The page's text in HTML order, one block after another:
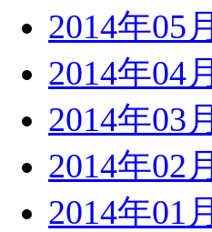
2014年05月
2014年04月
2014年03月
2014年02月
2014年01月